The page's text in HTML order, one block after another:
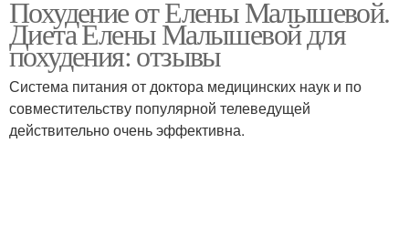
Похудение от Елены Малышевой.
Диета Елены Малышевой для
похудения: отзывы
Система питания от доктора медицинских наук и по
совместительству популярной телеведущей
действительно очень эффективна.